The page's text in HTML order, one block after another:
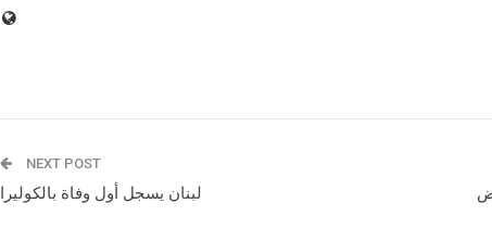
NEXT POST
لبنان يسجل أول وفاة بالكوليرا